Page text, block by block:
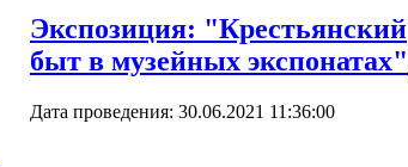
Экспозиция: "Крестьянский
быт в музейных экспонатах"
Дата проведения: 30.06.2021 11:36:00